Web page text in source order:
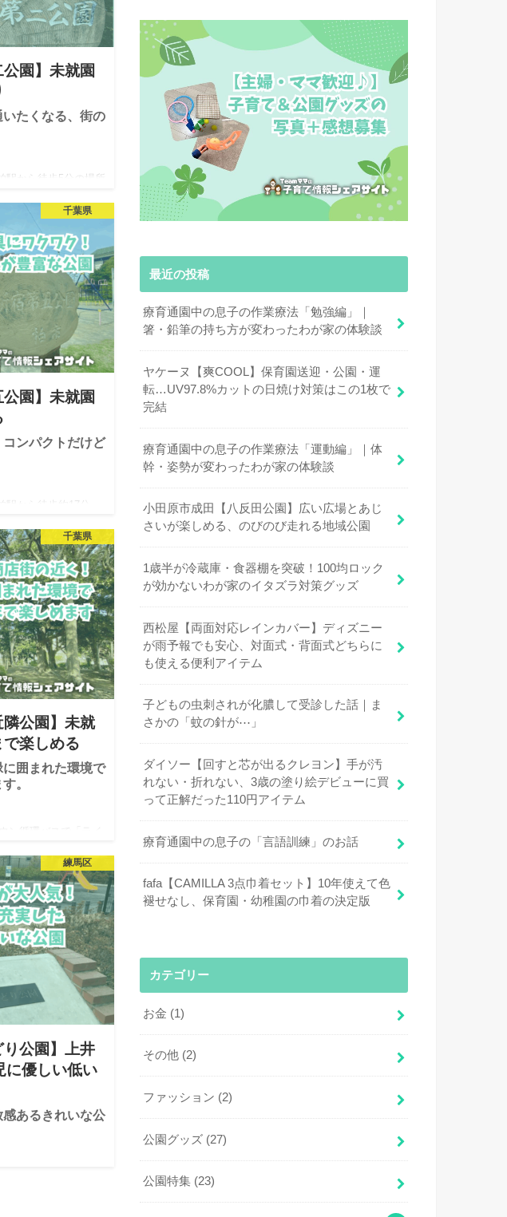
園】未就園
たくなる、街の
駅から徒歩5分の場所
が広がっていま
で涼しく過ごせそう
千葉県
園】未就園
ンパクトだけど
あります。 住宅街の
公園ですが、カラ
千葉県
公園】未就
楽しめる
囲まれた環境で
。
ン循環バスで「ライ
園や小学校、中学
やかな声が響いてと
練馬区
公園】上井
に優しい低い
あるきれいな公
がらも草木も充分
最近の投稿
療育通園中の息子の作業療法「勉強編」｜
箸・鉛筆の持ち方が変わったわが家の体験談
ヤケーヌ【爽COOL】保育園送迎・公園・運
転…UV97.8%カットの日焼け対策はこの1枚で
完結
療育通園中の息子の作業療法「運動編」｜体
幹・姿勢が変わったわが家の体験談
小田原市成田【八反田公園】広い広場とあじ
さいが楽しめる、のびのび走れる地域公園
1歳半が冷蔵庫・食器棚を突破！100均ロック
が効かないわが家のイタズラ対策グッズ
西松屋【両面対応レインカバー】ディズニー
が雨予報でも安心、対面式・背面式どちらに
も使える便利アイテム
子どもの虫刺されが化膿して受診した話｜ま
さかの「蚊の針が⋯」
ダイソー【回すと芯が出るクレヨン】手が汚
れない・折れない、3歳の塗り絵デビューに買
って正解だった110円アイテム
療育通園中の息子の「言語訓練」のお話
fafa【CAMILLA 3点巾着セット】10年使えて色
褪せなし、保育園・幼稚園の巾着の決定版
カテゴリー
お金 (1)
その他 (2)
ファッション (2)
公園グッズ (27)
公園特集 (23)